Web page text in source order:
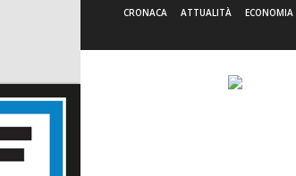
CRONACA ATTUALITÀ ECONOMIA